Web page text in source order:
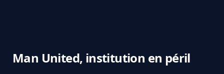
Man United, institution en péril